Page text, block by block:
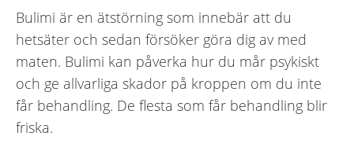
Bulimi är en ätstörning som innebär att du
hetsäter och sedan försöker göra dig av med
maten. Bulimi kan påverka hur du mår psykiskt
och ge allvarliga skador på kroppen om du inte
får behandling. De flesta som får behandling blir
friska.